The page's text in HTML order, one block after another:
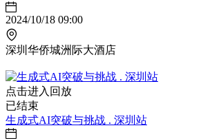
2024/10/18 09:00
深圳华侨城洲际大酒店
点击进入回放
已结束
生成式AI突破与挑战 . 深圳站